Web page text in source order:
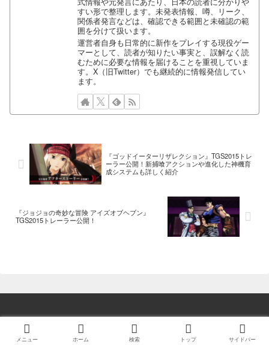
すい形で整理します。未発表情報、噂、リーク、
関係者発言などは、確認できる範囲と未確認の範
囲を分けて扱います。
運営者自身も日常的に新作をプレイする現役ゲー
マーとして、読者が知りたい事実と、誤解なく読
むために必要な情報を届けることを重視していま
す。X（旧Twitter）でも継続的に情報発信してい
ます。
『ゴッドイーターリザレクション』TGS2015トレ
ーラー公開！新捕喰アクションや進化した神機育
成システムも詳しく紹介
『ジョジョの奇妙な冒険 アイズオブヘブン』
TGS2015トレーラー公開！
© 2014 ゲーム情報！ゲームのはなし.
メニュー ホーム 検索 トップ サイドバー